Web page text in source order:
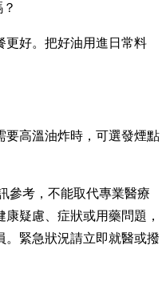
更好。把好油用進日常料
要高溫油炸時，可選發煙點
參考，不能取代專業醫療
疑慮、症狀或用藥問題，
。緊急狀況請立即就醫或撥